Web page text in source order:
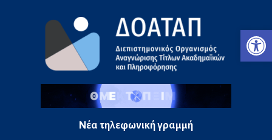
περιεχόμενο
Νέα τηλεφωνική γραμμή